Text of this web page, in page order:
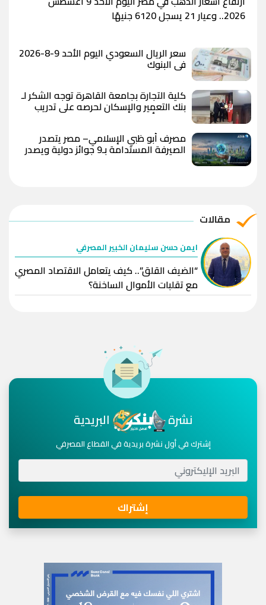
2026.. وعيار 21 يسجل 6120 جنيهًا
سعر الريال السعودي اليوم الأحد 9-8-2026
في البنوك
كلية التجارة بجامعة القاهرة توجه الشكر لـ
بنك التعمير والإسكان لحرصه على تدريب
طلاب وتأهيلهم لسوق العمل
مصرف أبو ظبي الإسلامي– مصر يتصدر
الصيرفة المستدامة بـ9 جوائز دولية ويصدر
تقريري الاستدامة والبصمة الكربونية لعام
مقالات
ايمن حسن سليمان الخبير المصرفي
“الضيف القلق”.. كيف يتعامل الاقتصاد المصري
مع تقلبات الأموال الساخنة؟
نشرة البريدية
إشترك في أول نشرة بريدية في القطاع المصرفي